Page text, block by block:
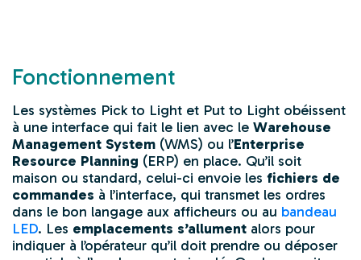
Fonctionnement
Les systèmes Pick to Light et Put to Light obéissent
à une interface qui fait le lien avec le Warehouse
Management System (WMS) ou l’Enterprise
Resource Planning (ERP) en place. Qu’il soit
maison ou standard, celui-ci envoie les fichiers de
commandes à l’interface, qui transmet les ordres
dans le bon langage aux afficheurs ou au bandeau
LED. Les emplacements s’allument alors pour
indiquer à l’opérateur qu’il doit prendre ou déposer